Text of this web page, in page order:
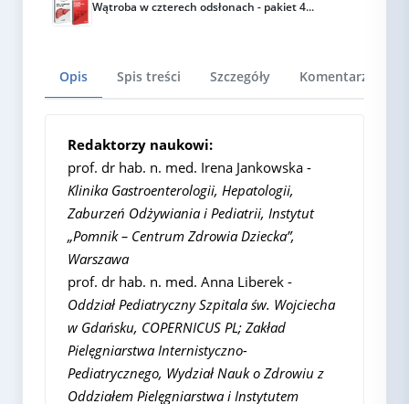
Wątroba w czterech odsłonach - pakiet 4...
Opis Spis treści Szczegóły Komentarze
Redaktorzy naukowi:
prof. dr hab. n. med. Irena Jankowska -
Klinika Gastroenterologii, Hepatologii,
Zaburzeń Odżywiania i Pediatrii, Instytut
„Pomnik – Centrum Zdrowia Dziecka”,
Warszawa
prof. dr hab. n. med. Anna Liberek -
Oddział Pediatryczny Szpitala św. Wojciecha
w Gdańsku, COPERNICUS PL; Zakład
Pielęgniarstwa Internistyczno-
Pediatrycznego, Wydział Nauk o Zdrowiu z
Oddziałem Pielęgniarstwa i Instytutem